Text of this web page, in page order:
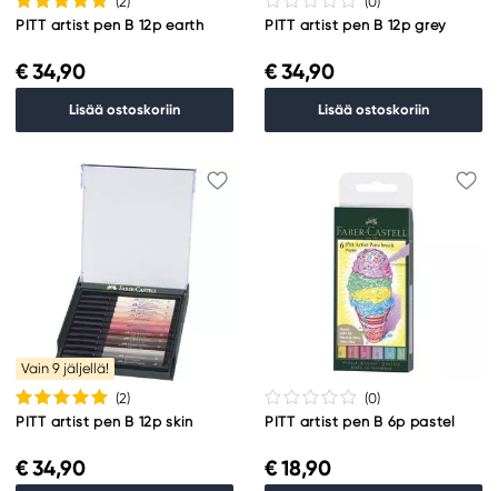
PITT artist pen B 12p earth
€ 34,90
Lisää ostoskoriin
PITT artist pen B 12p grey
€ 34,90
Lisää ostoskoriin
Vain 9 jäljellä!
(2)
PITT artist pen B 12p skin
€ 34,90
(0)
PITT artist pen B 6p pastel
€ 18,90